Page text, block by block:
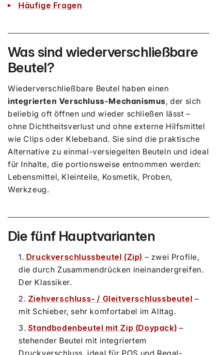
Häufige Fragen
Was sind wiederverschließbare
Beutel?
Wiederverschließbare Beutel haben einen
integrierten Verschluss-Mechanismus, der sich
beliebig oft öffnen und wieder schließen lässt –
ohne Dichtheitsverlust und ohne externe Hilfsmittel
wie Clips oder Klebeband. Sie sind die praktische
Alternative zu einmal-versiegelten Beuteln und ideal
für Inhalte, die portionsweise entnommen werden:
Lebensmittel, Kleinteile, Kosmetik, Proben,
Werkzeug.
Die fünf Hauptvarianten
Druckverschlussbeutel (Zip) – zwei Profile,
die durch Zusammendrücken ineinandergreifen.
Der Klassiker.
Ziehverschluss- / Gleitverschlussbeutel –
mit Schieber, sehr komfortabel im Alltag.
Standbodenbeutel mit Zip (Doypack) –
stehender Beutel mit integriertem